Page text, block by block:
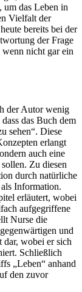
um das Leben in
Vielfalt der
bereits bei der
der Frage
wenn nicht gar ein
der Autor wenig
das Buch dem
sehen“. Diese
erlangt
auch eine
Zu diesen
durch natürliche
Information.
erläutert, wobei
aufgegriffene
Nurse die
und
wobei er sich
Schließlich
„Leben“ anhand
den zuvor